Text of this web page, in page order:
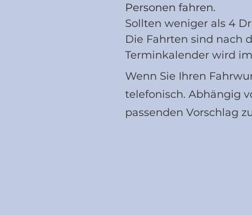
Personen fahren.
Sollten weniger als 4
Die Fahrten sind nach
Terminkalender wird
Wenn Sie Ihren
telefonisch. Abhängig
passenden Vorschlag